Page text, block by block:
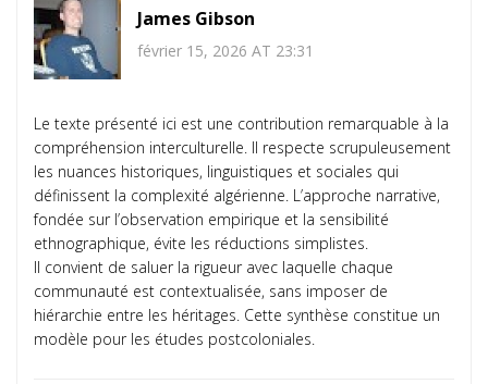
James Gibson
février 15, 2026 AT 23:31
Le texte présenté ici est une contribution remarquable à la
compréhension interculturelle. Il respecte scrupuleusement
les nuances historiques, linguistiques et sociales qui
définissent la complexité algérienne. L’approche narrative,
fondée sur l’observation empirique et la sensibilité
ethnographique, évite les réductions simplistes.
Il convient de saluer la rigueur avec laquelle chaque
communauté est contextualisée, sans imposer de
hiérarchie entre les héritages. Cette synthèse constitue un
modèle pour les études postcoloniales.